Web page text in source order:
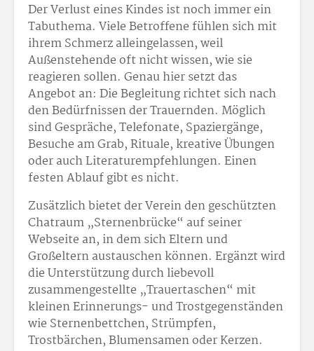
Der Verlust eines Kindes ist noch immer ein
Tabuthema. Viele Betroffene fühlen sich mit
ihrem Schmerz alleingelassen, weil
Außenstehende oft nicht wissen, wie sie
reagieren sollen. Genau hier setzt das
Angebot an: Die Begleitung richtet sich nach
den Bedürfnissen der Trauernden. Möglich
sind Gespräche, Telefonate, Spaziergänge,
Besuche am Grab, Rituale, kreative Übungen
oder auch Literaturempfehlungen. Einen
festen Ablauf gibt es nicht.
Zusätzlich bietet der Verein den geschützten
Chatraum „Sternenbrücke“ auf seiner
Webseite an, in dem sich Eltern und
Großeltern austauschen können. Ergänzt wird
die Unterstützung durch liebevoll
zusammengestellte „Trauertaschen“ mit
kleinen Erinnerungs- und Trostgegenständen
wie Sternenbettchen, Strümpfen,
Trostbärchen, Blumensamen oder Kerzen.